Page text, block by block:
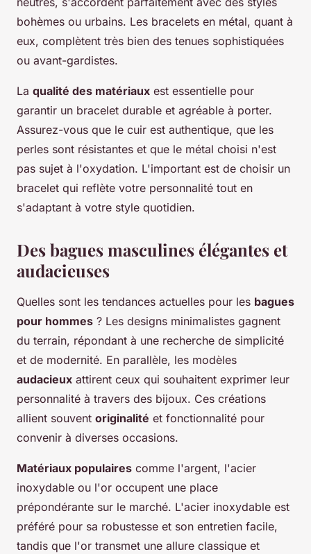
bohèmes ou urbains. Les bracelets en métal, quant à
eux, complètent très bien des tenues sophistiquées
ou avant-gardistes.
La qualité des matériaux est essentielle pour
garantir un bracelet durable et agréable à porter.
Assurez-vous que le cuir est authentique, que les
perles sont résistantes et que le métal choisi n'est
pas sujet à l'oxydation. L'important est de choisir un
bracelet qui reflète votre personnalité tout en
s'adaptant à votre style quotidien.
Des bagues masculines élégantes et
audacieuses
Quelles sont les tendances actuelles pour les bagues
pour hommes ? Les designs minimalistes gagnent
du terrain, répondant à une recherche de simplicité
et de modernité. En parallèle, les modèles
audacieux attirent ceux qui souhaitent exprimer leur
personnalité à travers des bijoux. Ces créations
allient souvent originalité et fonctionnalité pour
convenir à diverses occasions.
Matériaux populaires comme l'argent, l'acier
inoxydable ou l'or occupent une place
prépondérante sur le marché. L'acier inoxydable est
préféré pour sa robustesse et son entretien facile,
tandis que l'or transmet une allure classique et